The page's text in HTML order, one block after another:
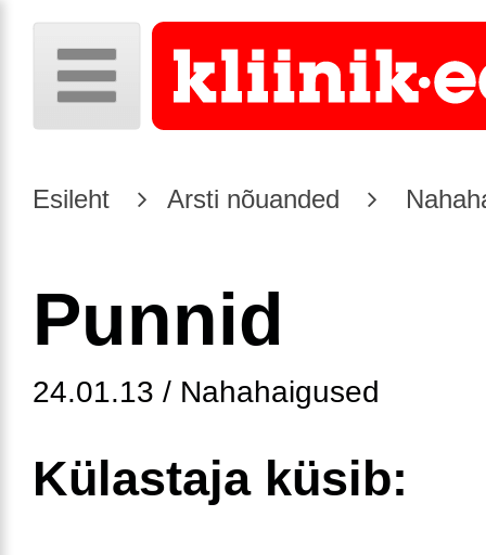
Esileht Arsti nõuanded
Punnid
24.01.13 / Nahahaigused
Külastaja küsib: